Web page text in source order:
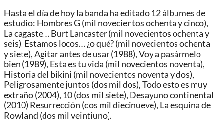
Hasta el día de hoy la banda ha editado 12 álbumes de
estudio: Hombres G (mil novecientos ochenta y cinco),
La cagaste… Burt Lancaster (mil novecientos ochenta y
seis), Estamos locos… ¿o qué? (mil novecientos ochenta
y siete), Agitar antes de usar (1988), Voy a pasármelo
bien (1989), Esta es tu vida (mil novecientos noventa),
Historia del bikini (mil novecientos noventa y dos),
Peligrosamente juntos (dos mil dos), Todo esto es muy
extraño (2004), 10 (dos mil siete), Desayuno continental
(2010) Resurrección (dos mil diecinueve), La esquina de
Rowland (dos mil veintiuno).